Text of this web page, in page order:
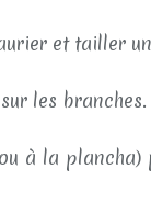
et tailler
les branches.
à la plancha)